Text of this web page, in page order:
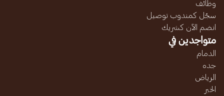
وظائف
سجّل كمندوب توصيل
انضم الآن كشريك
متواجدين في
الدمام
جده
الرياض
الخبر